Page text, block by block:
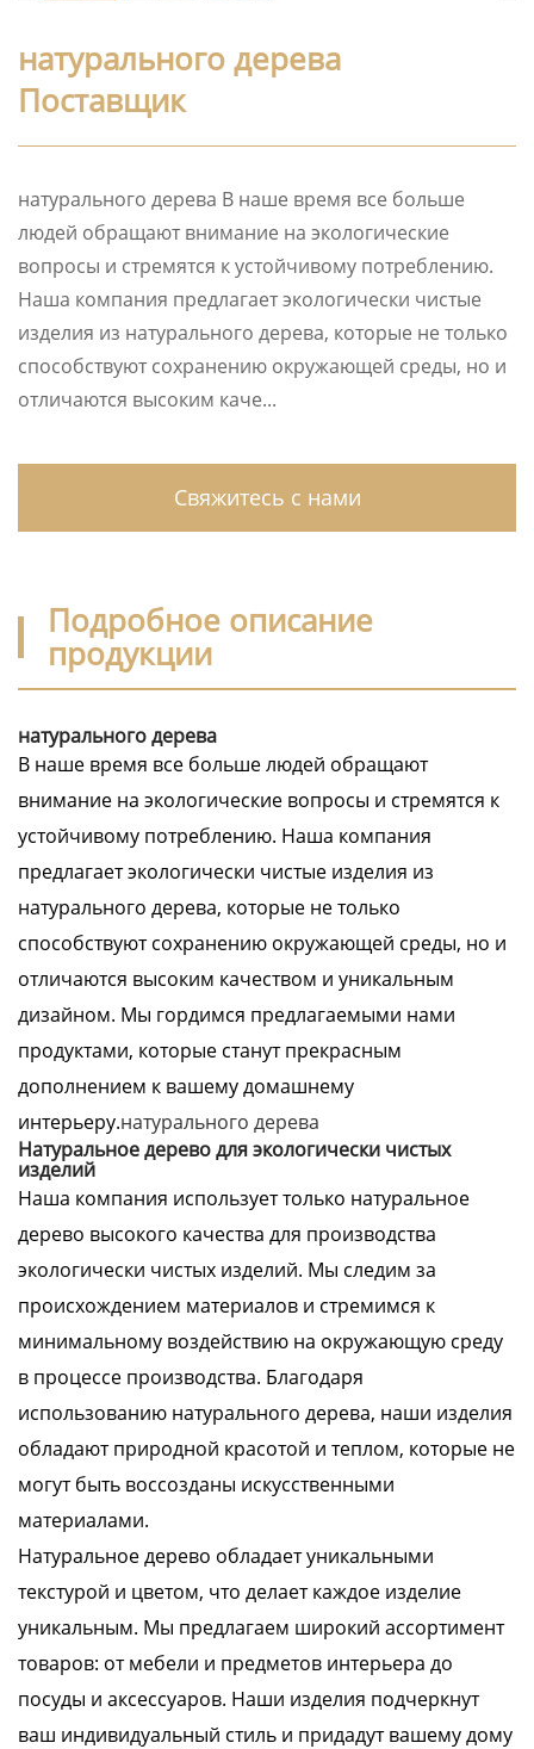
натурального дерева
Поставщик
натурального дерева В наше время все больше
людей обращают внимание на экологические
вопросы и стремятся к устойчивому потреблению.
Наша компания предлагает экологически чистые
изделия из натурального дерева, которые не только
способствуют сохранению окружающей среды, но и
отличаются высоким каче...
Свяжитесь с нами
Подробное описание
продукции
натурального дерева
В наше время все больше людей обращают
внимание на экологические вопросы и стремятся к
устойчивому потреблению. Наша компания
предлагает экологически чистые изделия из
натурального дерева, которые не только
способствуют сохранению окружающей среды, но и
отличаются высоким качеством и уникальным
дизайном. Мы гордимся предлагаемыми нами
продуктами, которые станут прекрасным
дополнением к вашему домашнему
интерьеру.натурального дерева
Натуральное дерево для экологически чистых
изделий
Наша компания использует только натуральное
дерево высокого качества для производства
экологически чистых изделий. Мы следим за
происхождением материалов и стремимся к
минимальному воздействию на окружающую среду
в процессе производства. Благодаря
использованию натурального дерева, наши изделия
обладают природной красотой и теплом, которые не
могут быть воссозданы искусственными
материалами.
Натуральное дерево обладает уникальными
текстурой и цветом, что делает каждое изделие
уникальным. Мы предлагаем широкий ассортимент
товаров: от мебели и предметов интерьера до
посуды и аксессуаров. Наши изделия подчеркнут
ваш индивидуальный стиль и придадут вашему дому